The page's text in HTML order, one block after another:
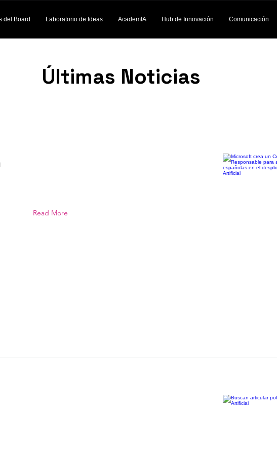
del Board Laboratorio de Ideas AcademIA Hub de Innovación Comunicación
​Últimas Noticias
Read More